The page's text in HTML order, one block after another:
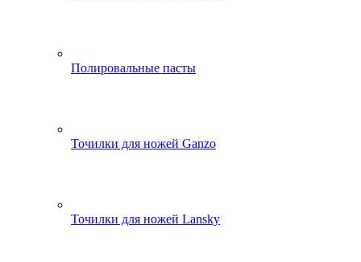
Полировальные пасты
Точилки для ножей Ganzo
Точилки для ножей Lansky